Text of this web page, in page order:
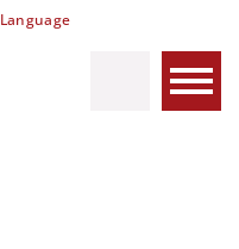
Language